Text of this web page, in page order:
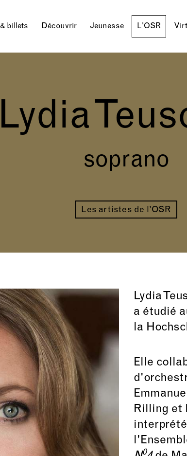
billets Découvrir Jeunesse L'OSR
Lydia
soprano
Les artistes de l’OSR
Lydia
a étudié
la
Elle
Rilling et
0